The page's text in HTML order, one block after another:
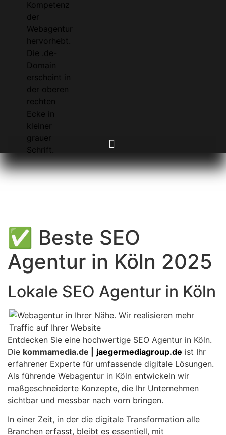
✅ Beste SEO
Agentur in Köln 2025
Lokale SEO Agentur in Köln
Entdecken Sie eine hochwertige SEO Agentur in Köln.
Die kommamedia.de | jaegermediagroup.de ist Ihr
erfahrener Experte für umfassende digitale Lösungen.
Als führende Webagentur in Köln entwickeln wir
maßgeschneiderte Konzepte, die Ihr Unternehmen
sichtbar und messbar nach vorn bringen.
In einer Zeit, in der die digitale Transformation alle
Branchen erfasst, bleibt es essentiell, mit